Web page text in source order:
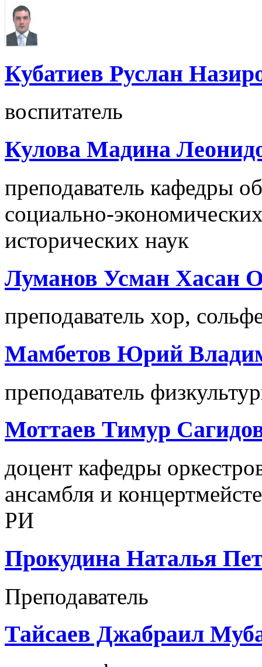
Кубатиев Руслан
воспитатель
Кулова Мадина
преподаватель кафедры
социально-
исторических наук
Луманов Усман Хасан
преподаватель хор,
Мамбетов Юрий
преподаватель
Моттаев Тимур
доцент кафедры
ансамбля и
РИ
Прокудина Наталья
Преподаватель
Тайсаев Джабраил